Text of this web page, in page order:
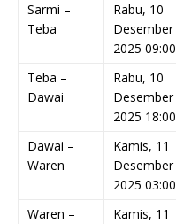
Sarmi –
Teba
Rabu, 10
Desember
2025 09:00
Teba –
Dawai
Rabu, 10
Desember
2025 18:00
Dawai –
Waren
Kamis, 11
Desember
2025 03:00
Waren –
Kamis, 11